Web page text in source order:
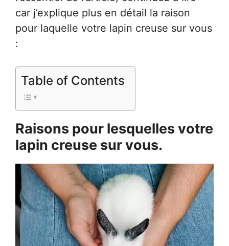
car j’explique plus en détail la raison
pour laquelle votre lapin creuse sur vous
:
Table of Contents
Raisons pour lesquelles votre
lapin creuse sur vous.